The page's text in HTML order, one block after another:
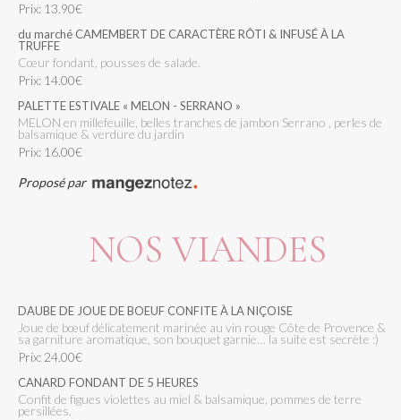
Prix: 13.90€
du marché CAMEMBERT DE CARACTÈRE RÔTI & INFUSÉ À LA
TRUFFE
cœur fondant, pousses de salade.
Prix: 14.00€
PALETTE ESTIVALE « MELON - SERRANO »
MELON en millefeuille, belles tranches de jambon Serrano , perles de
balsamique & verdure du jardin
Prix: 16.00€
Proposé par
NOS VIANDES
DAUBE DE JOUE DE BOEUF CONFITE À LA NIÇOISE
Joue de bœuf délicatement marinée au vin rouge Côte de Provence &
sa garniture aromatique, son bouquet garnie… la suite est secrète :)
Prix: 24.00€
CANARD FONDANT DE 5 HEURES
confit de figues violettes au miel & balsamique, pommes de terre
persillées.